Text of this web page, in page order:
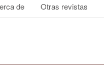
de Otras revistas